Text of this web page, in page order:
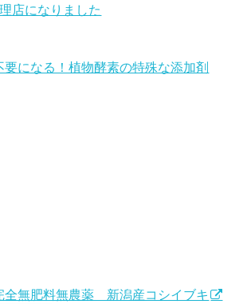
店になりました
要になる！植物酵素の特殊な添加剤
無肥料無農薬 新潟産コシイブキ